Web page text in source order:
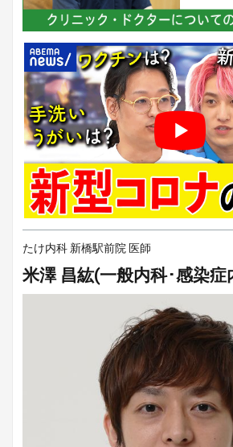
たけ内科 新橋駅前院 医師
米澤 昌紘(一般内科･感染症